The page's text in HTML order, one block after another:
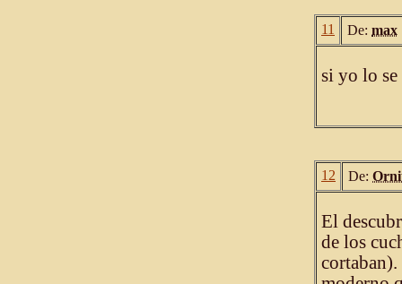
11 De: max
si yo lo
12 De:
El
de los
cortaban).